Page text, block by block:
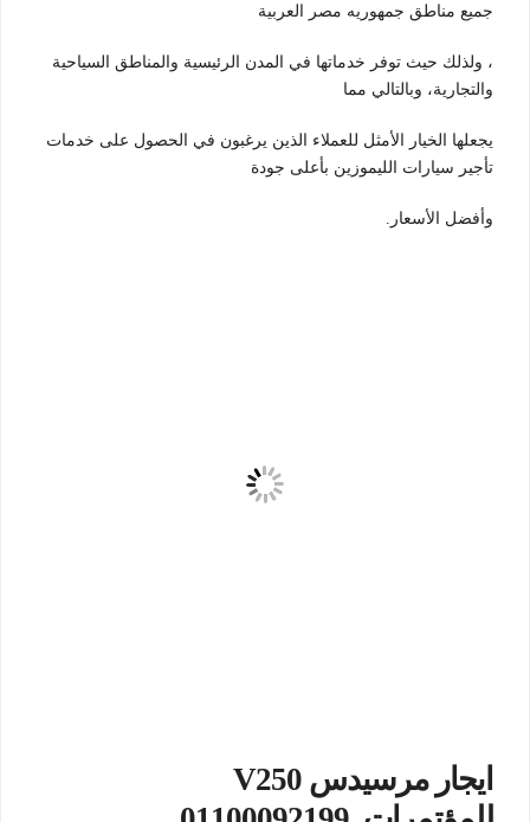
جميع مناطق جمهوريه مصر العربية
، ولذلك حيث توفر خدماتها في المدن الرئيسية والمناطق السياحية
والتجارية، وبالتالي مما
يجعلها الخيار الأمثل للعملاء الذين يرغبون في الحصول على خدمات
تأجير سيارات الليموزين بأعلى جودة
وأفضل الأسعار.
ايجار مرسيدس V250